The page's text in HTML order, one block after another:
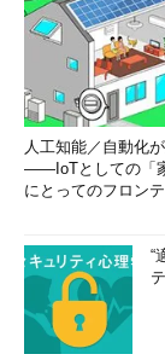
人工知能／自動化
――IoTとしての「
にとってのフロン
“